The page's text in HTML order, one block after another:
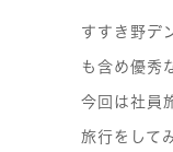
すすき野デ
も含め優秀
今回は社員
旅行をして